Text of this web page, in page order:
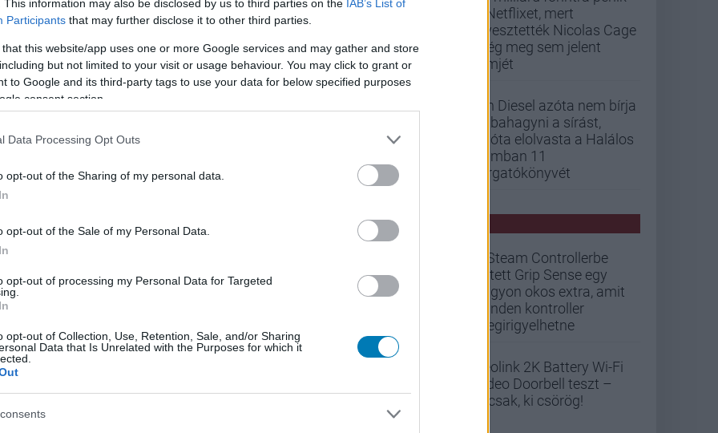
This information may also be disclosed by us to third parties on the IAB’s List of
Participants that may further disclose it to other third parties.
that this website/app uses one or more Google services and may gather and store
but not limited to your visit or usage behaviour. You may click to grant or
to Google and its third-party tags to use your data for below specified purposes
consent section.
Data Processing Opt Outs
opt-out of the Sharing of my personal data.
opt-out of the Sale of my Personal Data.
opt-out of processing my Personal Data for Targeted
opt-out of Collection, Use, Retention, Sale, and/or Sharing
Data that Is Unrelated with the Purposes for which it
nem ördögtől való. Ha egy játék PlayStationre,
vásárlók szempontjából teljesen logikus, hogy ezt a
hanem felhasználóbarát kommunikáció. A
közben még mindig el kellene hitetnie a saját
lenni. És ha egy Xbox-show végén ott virít a PS5
őszinte, hanem azt, hogy a saját konzolját
közönsége évek óta hallgatja, hogy a márka jövője
lehet, hogy a Game Pass a lényeg, és hogy a
Közben sokan azt érzik, hogy az exkluzívok szerepe
a PlayStation és a Nintendo pedig továbbra is
a közegben a rivális logók mutogatása nem
oldalnak van igaza. A játékosnak jó, ha pontosan
tisztességes, ha nem próbálja elrejteni, hogy az
szempontból tényleg nehéz megmagyarázni,
a konkurens konzolokat, miközben a márka
valami erős okot az Xbox mellett.
a Netflixet, mert
elvesztették Nicolas Cage
még meg sem jelent
filmjét
Vin Diesel azóta nem bírja
abbahagyni a sírást,
mióta elolvasta a Halálos
iramban 11
forgatókönyvét
PCW HÍREK
A Steam Controllerbe
rejtett Grip Sense egy
nagyon okos extra, amit
minden kontroller
megirigyelhetne
Reolink 2K Battery Wi-Fi
Video Doorbell teszt –
Nicsak, ki csörög!